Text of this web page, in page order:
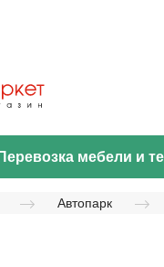
Перевозка мебели и
Автопарк